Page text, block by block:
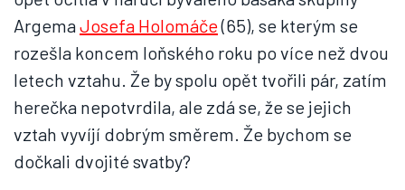
ArgemaJosefa Holomáče(65), se kterým se
rozešla koncem loňského roku po více než dvou
letech vztahu. Že by spolu opět tvořili pár, zatím
herečka nepotvrdila, ale zdá se, že se jejich
vztah vyvíjí dobrým směrem. Že bychom se
dočkali dvojité svatby?